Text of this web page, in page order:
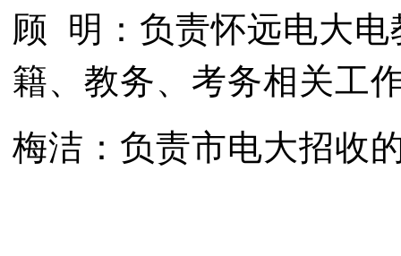
顾 明：负责怀远电大
籍、教务、考务相关工
梅洁：负责市电大招收